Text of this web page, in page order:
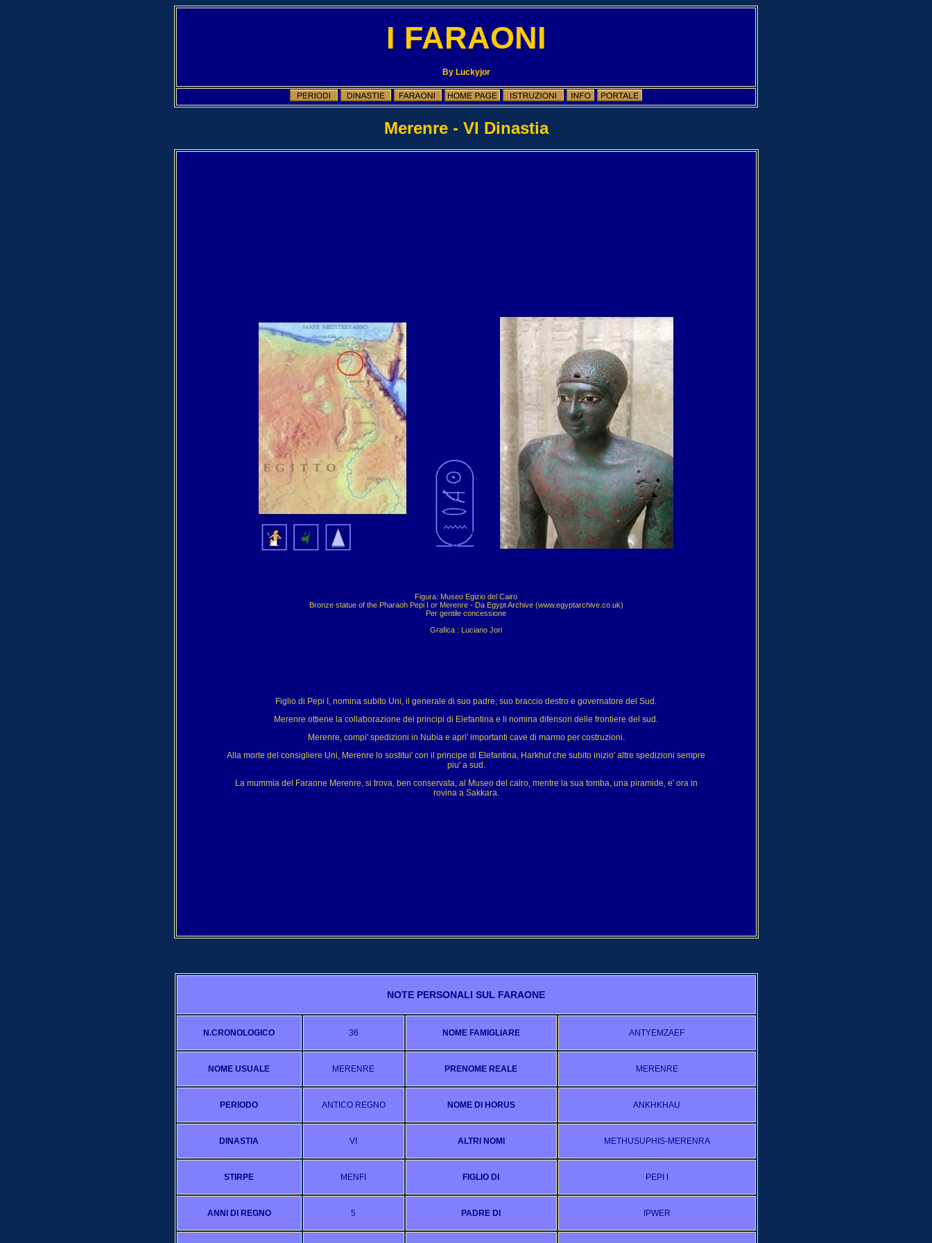
I FARAONI
By Luckyjor
Merenre - VI Dinastia
Figura: Museo Egizio del Cairo
Bronze statue of the Pharaoh Pepi I or Merenre - Da Egypt Archive (www.egyptarchive.co.uk)
Per gentile concessione
Grafica : Luciano Jori
Figlio di Pepi I, nomina subito Uni, il generale di suo padre, suo braccio destro e governatore del Sud.
Merenre ottiene la collaborazione dei principi di Elefantina e li nomina difensori delle frontiere del sud.
Merenre, compi' spedizioni in Nubia e apri' importanti cave di marmo per costruzioni.
Alla morte del consigliere Uni, Merenre lo sostitui' con il principe di Elefantina, Harkhuf che subito inizio' altre spedizioni sempre
piu' a sud.
La mummia del Faraone Merenre, si trova, ben conservata, al Museo del cairo, mentre la sua tomba, una piramide, e' ora in
rovina a Sakkara.
NOTE PERSONALI SUL FARAONE
N.CRONOLOGICO 36 NOME FAMIGLIARE ANTYEMZAEF
NOME USUALE MERENRE PRENOME REALE MERENRE
PERIODO ANTICO REGNO NOME DI HORUS ANKHKHAU
DINASTIA VI ALTRI NOMI METHUSUPHIS-MERENRA
STIRPE MENFI FIGLIO DI PEPI I
ANNI DI REGNO 5 PADRE DI IPWER